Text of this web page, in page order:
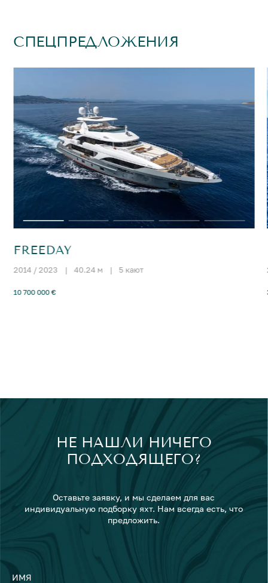
СПЕЦПРЕДЛОЖЕНИЯ
FREEDAY
2014 / 2023 | 40.24 м | 5 кают
10 700 000 €
НЕ НАШЛИ НИЧЕГО
ПОДХОДЯЩЕГО?
Оставьте заявку, и мы сделаем для вас
индивидуальную подборку яхт. Нам всегда есть, что
предложить.
ИМЯ